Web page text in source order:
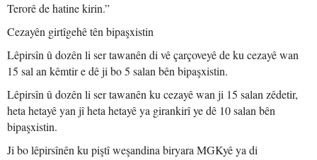
Terorê de hatine kirin.”
Cezayên girtîgehê tên bipaşxistin
Lêpirsîn û dozên li ser tawanên di vê çarçoveyê de ku cezayê wan
15 sal an kêmtir e dê ji bo 5 salan bên bipaşxistin.
Lêpirsîn û dozên li ser tawanên ku cezayê wan ji 15 salan zêdetir,
heta hetayê yan jî heta hetayê ya girankirî ye dê 10 salan bên
bipaşxistin.
Ji bo lêpirsînên ku piştî weşandina biryara MGKyê ya di